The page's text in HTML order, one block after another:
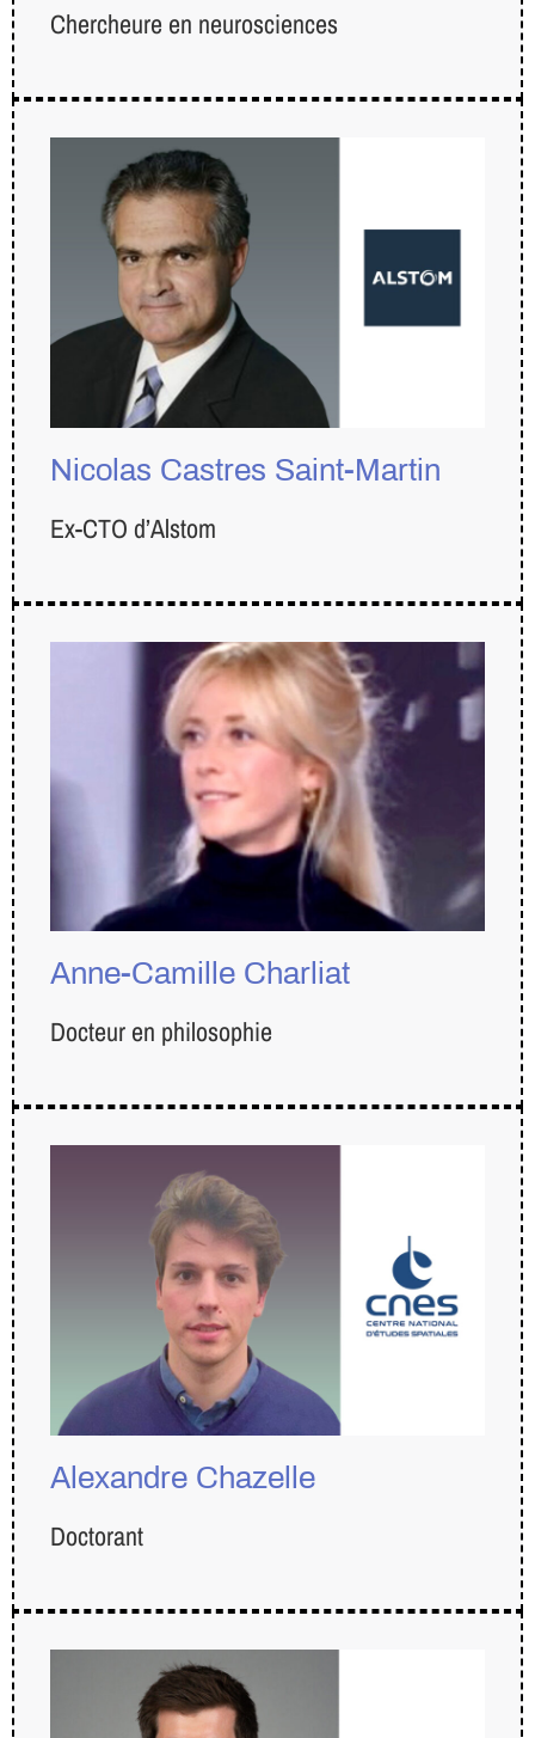
Chercheure en neurosciences
Nicolas Castres Saint-Martin
Ex-CTO d’Alstom
Anne-Camille Charliat
Docteur en philosophie
Alexandre Chazelle
Doctorant